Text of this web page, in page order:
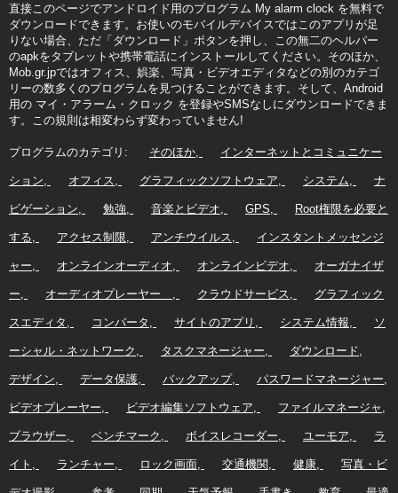
直接このページでアンドロイド用のプログラム My alarm clock を無料で
ダウンロードできます。お使いのモバイルデバイスではこのアプリが足
りない場合、ただ「ダウンロード」ボタンを押し、この無二のヘルパー
のapkをタブレットや携帯電話にインストールしてください。そのほか、
Mob.gr.jpではオフィス、娯楽、写真・ビデオエディタなどの別のカテゴ
リーの数多くのプログラムを見つけることができます。そして、Android
用の マイ・アラーム・クロック を登録やSMSなしにダウンロードできま
す。この規則は相変わらず変わっていません!
プログラムのカテゴリ: そのほか インターネットとコミュニケー
ション オフィス グラフィックソフトウェア システム ナ
ビゲーション 勉強 音楽とビデオ GPS Root権限を必要と
する アクセス制限 アンチウイルス インスタントメッセンジ
ャー オンラインオーディオ オンラインビデオ オーガナイザ
ー オーディオプレーヤー クラウドサービス グラフィック
スエディタ コンバータ サイトのアプリ システム情報 ソ
ーシャル・ネットワーク タスクマネージャー ダウンロード
デザイン データ保護 バックアップ パスワードマネージャー
ビデオプレーヤー ビデオ編集ソフトウェア ファイルマネージャ
ブラウザー ベンチマーク ボイスレコーダー ユーモア ラ
イト ランチャー ロック画面 交通機関 健康 写真・ビ